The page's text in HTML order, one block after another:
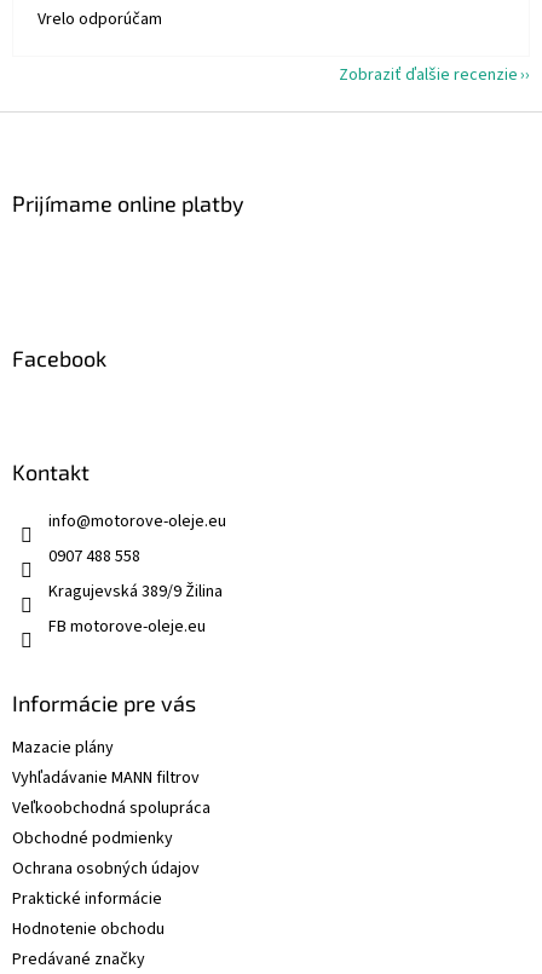
Vrelo odporúčam
Zobraziť ďalšie recenzie
Prijímame online platby
Facebook
Kontakt
info@motorove-oleje.eu
0907 488 558
Kragujevská 389/9 Žilina
FB motorove-oleje.eu
Informácie pre vás
Mazacie plány
Vyhľadávanie MANN filtrov
Veľkoobchodná spolupráca
Obchodné podmienky
Ochrana osobných údajov
Praktické informácie
Hodnotenie obchodu
Predávané značky